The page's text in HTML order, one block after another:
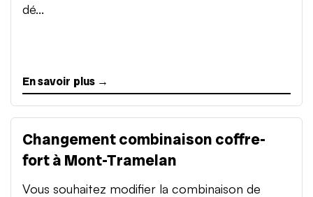
dé...
En savoir plus →
Changement combinaison coffre-
fort à Mont-Tramelan
Vous souhaitez modifier la combinaison de